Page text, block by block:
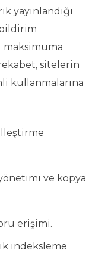
yayınlandığı
bildirim
maksimuma
sitelerin
kullanmalarına
ve kopya
erişimi.
indeksleme